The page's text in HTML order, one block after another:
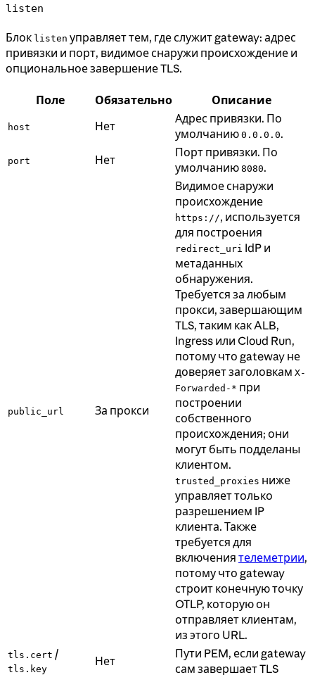
listen
Блок listen управляет тем, где служит gateway: адрес
привязки и порт, видимое снаружи происхождение и
опциональное завершение TLS.
Поле Обязательно Описание
host Нет
Адрес привязки. По
умолчанию 0.0.0.0.
port Нет
Порт привязки. По
умолчанию 8080.
public_url За прокси
Видимое снаружи
происхождение
https://, используется
для построения
redirect_uri IdP и
метаданных
обнаружения.
Требуется за любым
прокси, завершающим
TLS, таким как ALB,
Ingress или Cloud Run,
потому что gateway не
доверяет заголовкам X-
Forwarded-* при
построении
собственного
происхождения; они
могут быть подделаны
клиентом.
trusted_proxies ниже
управляет только
разрешением IP
клиента. Также
требуется для
включения телеметрии,
потому что gateway
строит конечную точку
OTLP, которую он
отправляет клиентам,
из этого URL.
tls.cert /
tls.key
Нет
Пути PEM, если gateway
сам завершает TLS